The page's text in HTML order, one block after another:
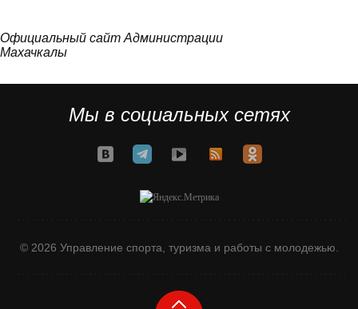
Официальный сайт Администрации
Махачкалы
Мы в социальных сетях
© 2026 Управление спорта, туризма и работы с молодежью.